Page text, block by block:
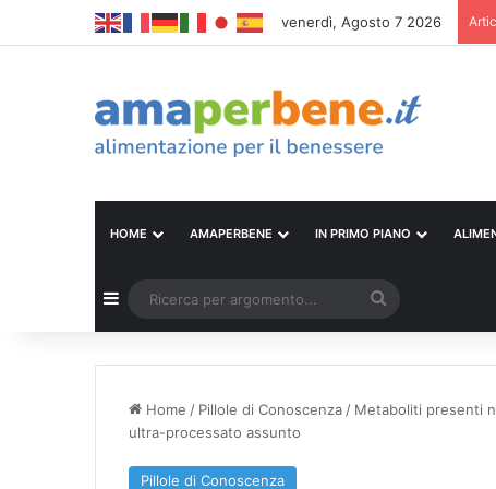
venerdì, Agosto 7 2026
HOME AMAPERBENE IN PRIMO PIANO
Barra laterale
per
Home / Pillole di Conoscenza / Metaboliti presenti
ultra-processato assunto
Pillole di Conoscenza